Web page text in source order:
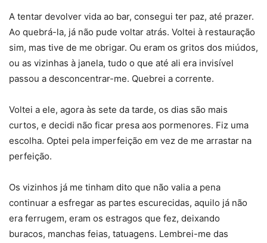
A tentar devolver vida ao bar, consegui ter paz, até prazer.
Ao quebrá-la, já não pude voltar atrás. Voltei à restauração
sim, mas tive de me obrigar. Ou eram os gritos dos miúdos,
ou as vizinhas à janela, tudo o que até ali era invisível
passou a desconcentrar-me. Quebrei a corrente.
Voltei a ele, agora às sete da tarde, os dias são mais
curtos, e decidi não ficar presa aos pormenores. Fiz uma
escolha. Optei pela imperfeição em vez de me arrastar na
perfeição.
Os vizinhos já me tinham dito que não valia a pena
continuar a esfregar as partes escurecidas, aquilo já não
era ferrugem, eram os estragos que fez, deixando
buracos, manchas feias, tatuagens. Lembrei-me das